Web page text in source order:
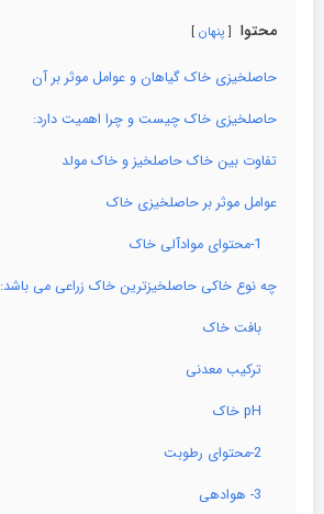
محتوا پنهان
حاصلخیزی خاک گیاهان و عوامل موثر بر آن
حاصلخیزی خاک چیست و چرا اهمیت دارد:
تفاوت بین خاک حاصلخیز و خاک مولد
عوامل موثر بر حاصلخیزی خاک
1-محتوای موادآلی خاک
چه نوع خاکی حاصلخیزترین خاک زراعی می باشد:
بافت خاک
ترکیب معدنی
pH خاک
2-محتوای رطوبت
3- هوادهی